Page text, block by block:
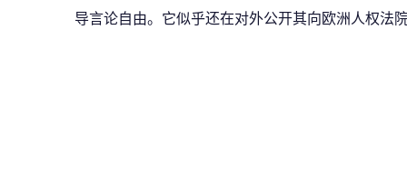
导言论自由。它似乎还在对外公开其向欧洲人权法